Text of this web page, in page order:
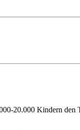
20.000 Kindern den